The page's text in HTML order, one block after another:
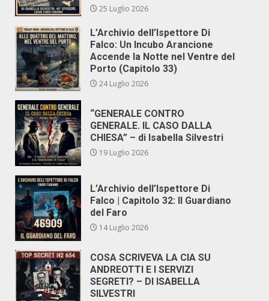
25 Luglio 2026
L’Archivio dell’Ispettore Di
Falco: Un Incubo Arancione
Accende la Notte nel Ventre del
Porto (Capitolo 33)
24 Luglio 2026
“GENERALE CONTRO
GENERALE. IL CASO DALLA
CHIESA” – di Isabella Silvestri
19 Luglio 2026
L’Archivio dell’Ispettore Di
Falco | Capitolo 32: Il Guardiano
del Faro
14 Luglio 2026
COSA SCRIVEVA LA CIA SU
ANDREOTTI E I SERVIZI
SEGRETI? – DI ISABELLA
SILVESTRI